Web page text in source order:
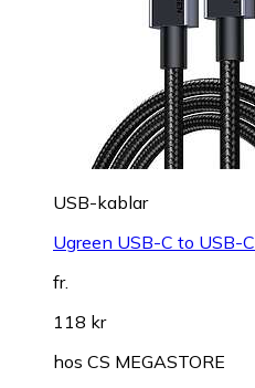
USB-kablar
Ugreen USB-C to USB-
fr.
118 kr
hos CS MEGASTORE